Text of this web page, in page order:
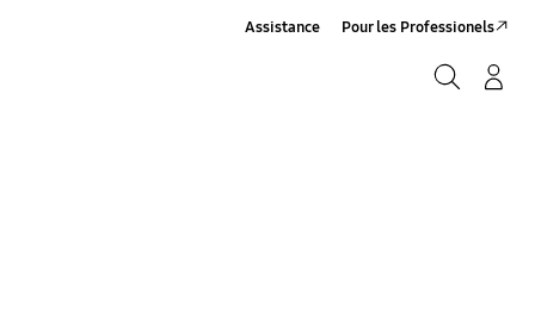
Assistance Pour les Professionels